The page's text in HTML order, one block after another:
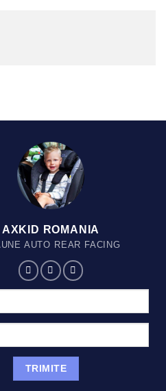
AXKID ROMANIA
AUTO REAR FACING